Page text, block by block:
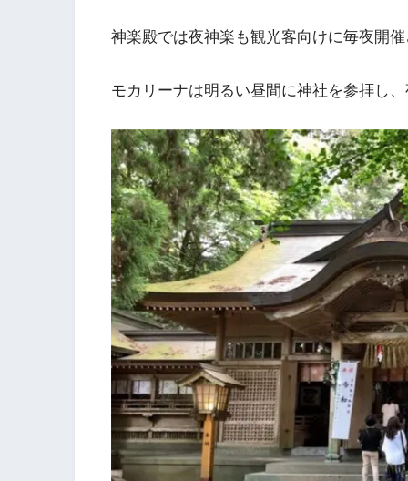
神楽殿では夜神楽も観光客向けに毎夜開
モカリーナは明るい昼間に神社を参拝し